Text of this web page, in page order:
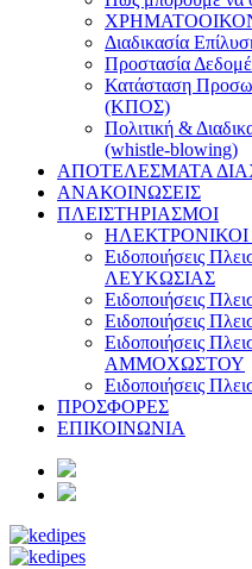
Διαδικασία
Προστασία
Κατάσταση
(ΚΠΟΣ)
Πολιτική &
(whistle-blowing)
ΑΠΟΤΕΛΕΣΜΑΤΑ
ΑΝΑΚΟΙΝΩΣΕΙΣ
ΠΛΕΙΣΤΗΡΙΑΣΜΟΙ
ΗΛΕΚΤΡΟΝΙΚΟΙ
Ειδοποιήσεις
ΛΕΥΚΩΣΙΑΣ
Ειδοποιήσεις
Ειδοποιήσεις
Ειδοποιήσεις
ΑΜΜΟΧΩΣΤΟΥ
Ειδοποιήσεις
ΠΡΟΣΦΟΡΕΣ
ΕΠΙΚΟΙΝΩΝΙΑ